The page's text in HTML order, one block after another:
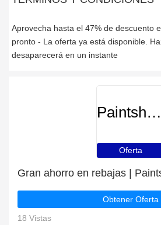
Aprovecha hasta el 47% de descuento
pronto - La oferta ya está disponible.
desaparecerá en un instante
Paintshoppro
Oferta
Obtener Oferta
18 Vistas